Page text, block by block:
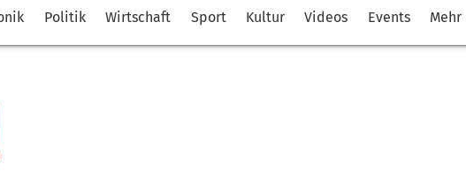
Politik Wirtschaft Sport Kultur Videos Events Mehr